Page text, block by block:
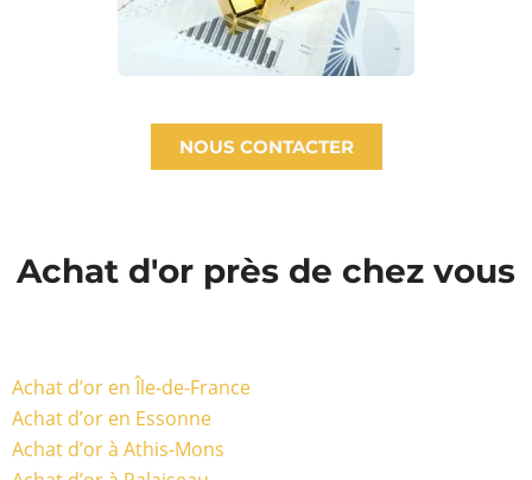
NOUS CONTACTER
Achat d'or près de chez vous
Achat d’or en Île-de-France
Achat d’or en Essonne
Achat d’or à Athis-Mons